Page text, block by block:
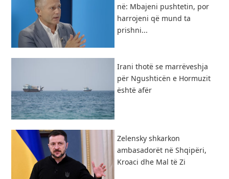
në: Mbajeni pushtetin, por
harrojeni që mund ta
prishni...
Irani thotë se marrëveshja
për Ngushticën e Hormuzit
është afër
Zelensky shkarkon
ambasadorët në Shqipëri,
Kroaci dhe Mal të Zi